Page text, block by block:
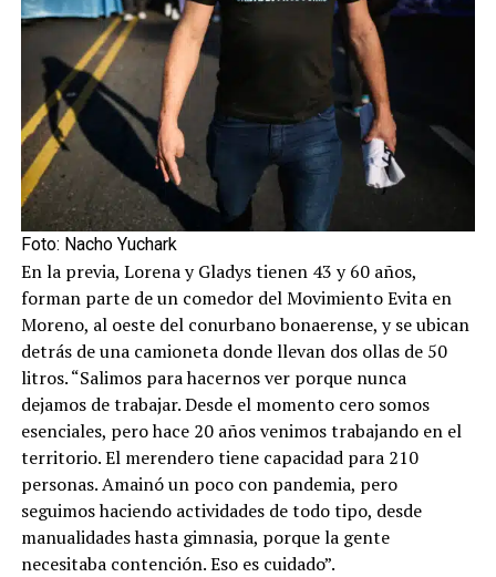
Foto: Nacho Yuchark
En la previa, Lorena y Gladys tienen 43 y 60 años,
forman parte de un comedor del Movimiento Evita en
Moreno, al oeste del conurbano bonaerense, y se ubican
detrás de una camioneta donde llevan dos ollas de 50
litros. “Salimos para hacernos ver porque nunca
dejamos de trabajar. Desde el momento cero somos
esenciales, pero hace 20 años venimos trabajando en el
territorio. El merendero tiene capacidad para 210
personas. Amainó un poco con pandemia, pero
seguimos haciendo actividades de todo tipo, desde
manualidades hasta gimnasia, porque la gente
necesitaba contención. Eso es cuidado”.